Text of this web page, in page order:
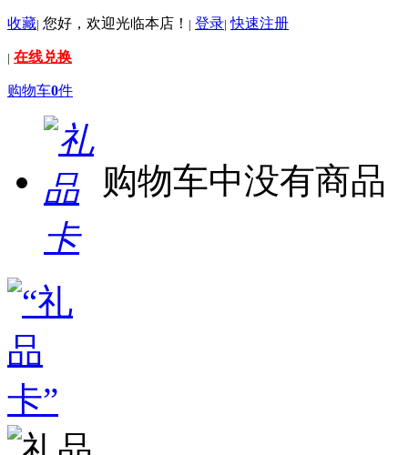
收藏| 您好，欢迎光临本店！ | 登录| 快速注册
| 在线兑换
购物车0件
购物车中没有商品